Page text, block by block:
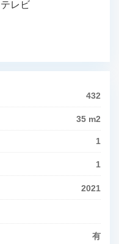
テレビ
432
35 m2
1
1
2021
有